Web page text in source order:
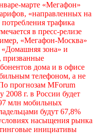
марте «Мегафон»
«направленных на
трафика
в пресс-релизе
«Мегафон-Москва»
«Домашняя зона» и
призванные
дома и в офисе
телефоном, а не
прогнозам MForum
2008 г. в России будет
млн мобильных
будут 67,8%
насыщения рынка
инициативы